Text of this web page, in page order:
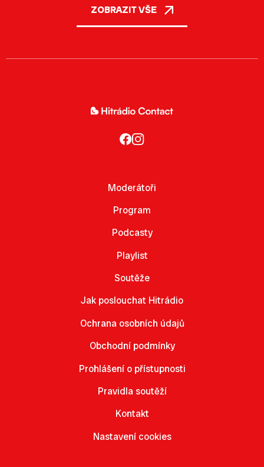
ZOBRAZIT VŠE
Moderátoři
Program
Podcasty
Playlist
Soutěže
Jak poslouchat Hitrádio
Ochrana osobních údajů
Obchodní podmínky
Prohlášení o přístupnosti
Pravidla soutěží
Kontakt
Nastavení cookies